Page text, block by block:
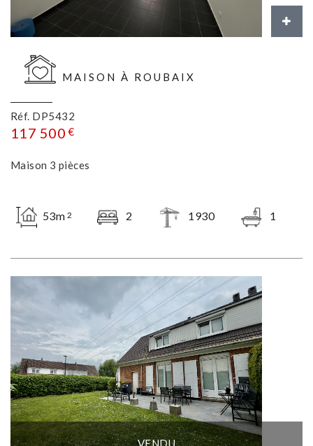
MAISON À ROUBAIX
Réf. DP5432
117 500 €
Maison 3 pièces
53m 2 2 1930 1